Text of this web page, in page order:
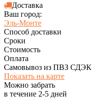
Доставка
Ваш город:
Эль-Монте
Способ доставки
Сроки
Стоимость
Оплата
Самовывоз из ПВЗ СДЭК
Показать на карте
Можно забрать
в течение 2-5 дней